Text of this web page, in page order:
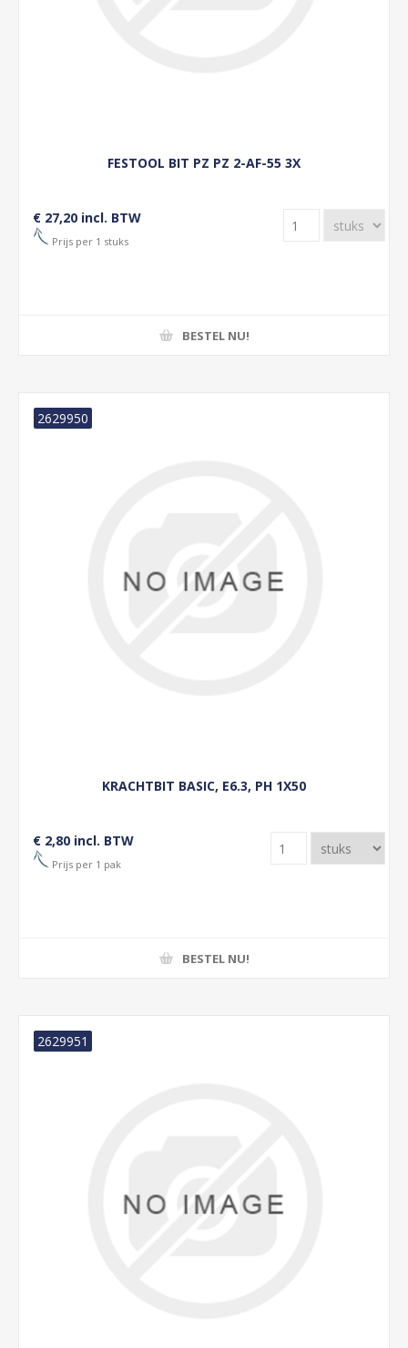
FESTOOL BIT PZ PZ 2-AF-55 3X
€ 27,20 incl. BTW
Prijs per 1 stuks
BESTEL NU!
KRACHTBIT BASIC, E6.3, PH 1X50
2629950
€ 2,80 incl. BTW
Prijs per 1 pak
BESTEL NU!
2629951